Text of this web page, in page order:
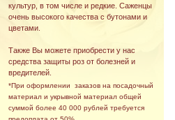
культур, в том числе и редкие. Саженцы
очень высокого качества с бутонами и
цветами.
Также Вы можете приобрести у нас
средства защиты роз от болезней и
вредителей.
*При оформлении заказов на посадочный
материал и укрывной материал общей
суммой более 40 000 рублей требуется